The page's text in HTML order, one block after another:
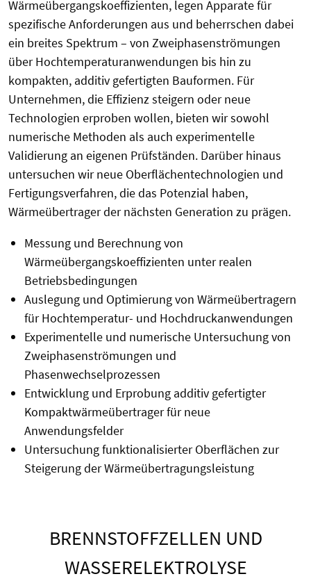
Wärmeübergangskoeffizienten, legen Apparate für
spezifische Anforderungen aus und beherrschen dabei
ein breites Spektrum – von Zweiphasenströmungen
über Hochtemperaturanwendungen bis hin zu
kompakten, additiv gefertigten Bauformen. Für
Unternehmen, die Effizienz steigern oder neue
Technologien erproben wollen, bieten wir sowohl
numerische Methoden als auch experimentelle
Validierung an eigenen Prüfständen. Darüber hinaus
untersuchen wir neue Oberflächentechnologien und
Fertigungsverfahren, die das Potenzial haben,
Wärmeübertrager der nächsten Generation zu prägen.
Messung und Berechnung von
Wärmeübergangskoeffizienten unter realen
Betriebsbedingungen
Auslegung und Optimierung von Wärmeübertragern
für Hochtemperatur- und Hochdruckanwendungen
Experimentelle und numerische Untersuchung von
Zweiphasenströmungen und
Phasenwechselprozessen
Entwicklung und Erprobung additiv gefertigter
Kompaktwärmeübertrager für neue
Anwendungsfelder
Untersuchung funktionalisierter Oberflächen zur
Steigerung der Wärmeübertragungsleistung
BRENNSTOFFZELLEN UND
WASSERELEKTROLYSE